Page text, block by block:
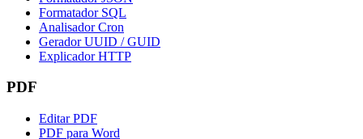
Formatador SQL
Analisador Cron
Gerador UUID / GUID
Explicador HTTP
PDF
Editar PDF
PDF para Word